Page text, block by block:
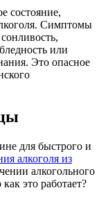
состояние,
Симптомы
или
Это опасное
для быстрого и
алкоголя из
алкогольного
это работает?